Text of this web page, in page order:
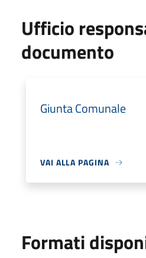
Ufficio
documento
Giunta Comunale
VAI ALLA PAGINA
Formati